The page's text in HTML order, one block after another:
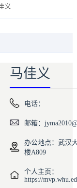
义
马佳义
电话：
邮箱：
办公地点：武汉
楼A809
个人主页：
https://